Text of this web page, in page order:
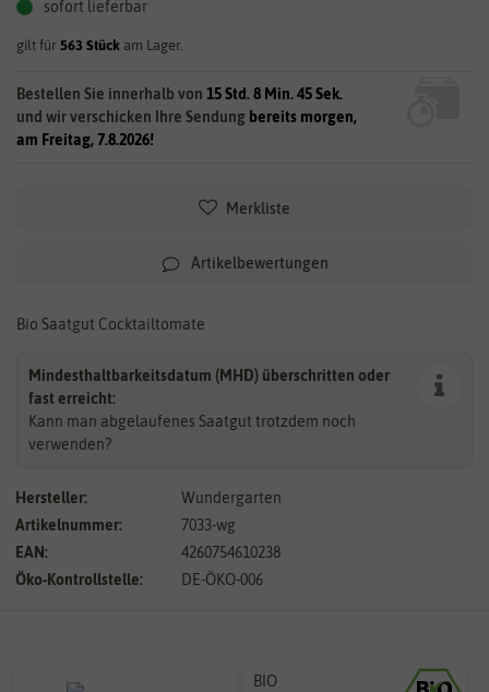
sofort lieferbar
gilt für 563 Stück am Lager.
Bestellen Sie innerhalb von 15 Std. 8 Min. 45 Sek.
und wir verschicken Ihre Sendung bereits morgen,
am Freitag, 7.8.2026!
Merkliste
Artikelbewertungen
Bio Saatgut Cocktailtomate
Mindesthaltbarkeitsdatum (MHD) überschritten oder
fast erreicht:
Kann man abgelaufenes Saatgut trotzdem noch
verwenden?
Hersteller:
Wundergarten
Artikelnummer:
7033-wg
EAN:
4260754610238
Öko-Kontrollstelle:
DE-ÖKO-006
BIO